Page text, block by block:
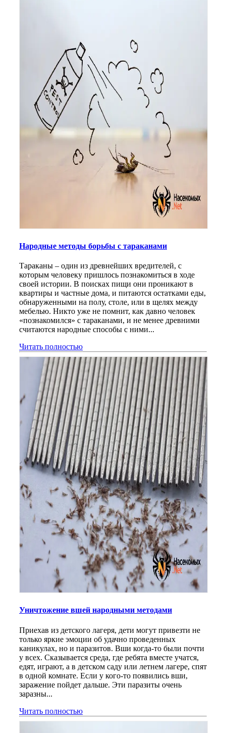
Народные методы борьбы с тараканами
Тараканы – один из древнейших вредителей, с
которым человеку пришлось познакомиться в ходе
своей истории. В поисках пищи они проникают в
квартиры и частные дома, и питаются остатками еды,
обнаруженными на полу, столе, или в щелях между
мебелью. Никто уже не помнит, как давно человек
«познакомился» с тараканами, и не менее древними
считаются народные способы с ними...
Читать полностью
Уничтожение вшей народными методами
Приехав из детского лагеря, дети могут привезти не
только яркие эмоции об удачно проведенных
каникулах, но и паразитов. Вши когда-то были почти
у всех. Сказывается среда, где ребята вместе учатся,
едят, играют, а в детском саду или летнем лагере, спят
в одной комнате. Если у кого-то появились вши,
заражение пойдет дальше. Эти паразиты очень
заразны...
Читать полностью